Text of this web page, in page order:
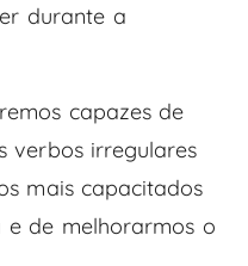
durante a
capazes de
verbos irregulares
mais capacitados
de melhorarmos o